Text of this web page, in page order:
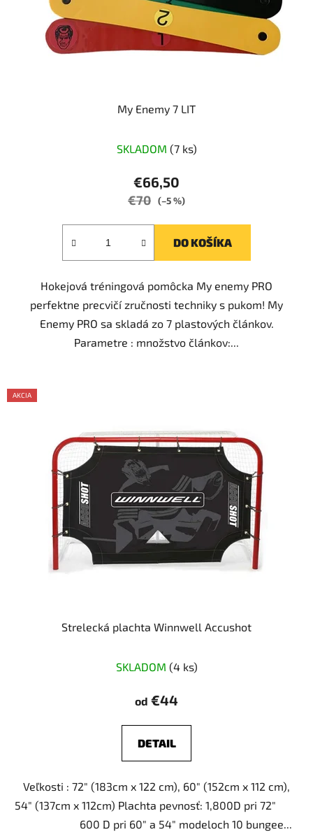
My Enemy 7 LIT
SKLADOM (7 ks)
€66,50
€70 (–5 %)
DO KOŠÍKA
Hokejová tréningová pomôcka My enemy PRO
perfektne precvičí zručnosti techniky s pukom! My
Enemy PRO sa skladá zo 7 plastových článkov.
Parametre : množstvo článkov:...
AKCIA
Strelecká plachta Winnwell Accushot
hodnotenie
produktu
z
hviezdičiek.
SKLADOM (4 ks)
od €44
DETAIL
Veľkosti : 72" (183cm x 122 cm), 60" (152cm x 112 cm),
54" (137cm x 112cm) Plachta pevnosť: 1,800D pri 72"
600 D pri 60" a 54" modeloch 10 bungee...